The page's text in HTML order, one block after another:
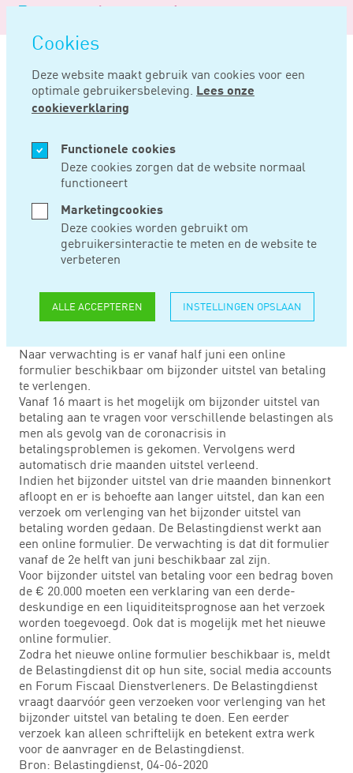
overslaan
Cookies
Deze website maakt gebruik van cookies voor een
optimale gebruikersbeleving. Lees onze
cookieverklaring
Functionele cookies
Deze cookies zorgen dat de website normaal
functioneert
Marketingcookies
Deze cookies worden gebruikt om
gebruikersinteractie te meten en de website te
verbeteren
ALLE ACCEPTEREN INSTELLINGEN OPSLAAN
Logo
Noord
Negentig
Home Nieuws
JUN 09, 2020
VANAF 2E HELFT
JUNI VERLENGING
BIJZONDER UITSTEL
AANVRAGEN
Naar verwachting is er vanaf half juni een online
formulier beschikbaar om bijzonder uitstel van betaling
te verlengen.
Vanaf 16 maart is het mogelijk om bijzonder uitstel van
betaling aan te vragen voor verschillende belastingen als
men als gevolg van de coronacrisis in
betalingsproblemen is gekomen. Vervolgens werd
automatisch drie maanden uitstel verleend.
Indien het bijzonder uitstel van drie maanden binnenkort
afloopt en er is behoefte aan langer uitstel, dan kan een
verzoek om verlenging van het bijzonder uitstel van
betaling worden gedaan. De Belastingdienst werkt aan
een online formulier. De verwachting is dat dit formulier
vanaf de 2e helft van juni beschikbaar zal zijn.
Voor bijzonder uitstel van betaling voor een bedrag boven
de € 20.000 moeten een verklaring van een derde-
deskundige en een liquiditeitsprognose aan het verzoek
worden toegevoegd. Ook dat is mogelijk met het nieuwe
online formulier.
Zodra het nieuwe online formulier beschikbaar is, meldt
de Belastingdienst dit op hun site, social media accounts
en Forum Fiscaal Dienstverleners. De Belastingdienst
vraagt daarvóór geen verzoeken voor verlenging van het
bijzonder uitstel van betaling te doen. Een eerder
verzoek kan alleen schriftelijk en betekent extra werk
voor de aanvrager en de Belastingdienst.
Bron: Belastingdienst, 04-06-2020